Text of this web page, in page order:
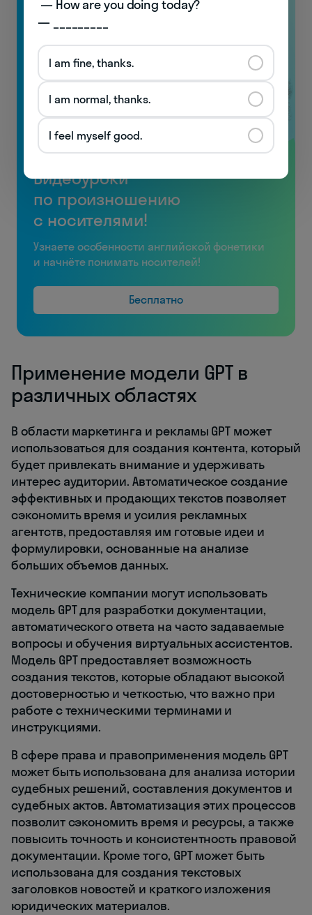
Видеоуроки
по произношению
с носителями!
Узнаете особенности английской фонетики
и начнёте понимать носителей!
Бесплатно
Применение модели GPT в
различных областях
В области маркетинга и рекламы GPT может
использоваться для создания контента, который
будет привлекать внимание и удерживать
интерес аудитории. Автоматическое создание
эффективных и продающих текстов позволяет
сэкономить время и усилия рекламных
агентств, предоставляя им готовые идеи и
формулировки, основанные на анализе
больших объемов данных.
Технические компании могут использовать
модель GPT для разработки документации,
автоматического ответа на часто задаваемые
вопросы и обучения виртуальных ассистентов.
Модель GPT предоставляет возможность
создания текстов, которые обладают высокой
достоверностью и четкостью, что важно при
работе с техническими терминами и
инструкциями.
В сфере права и правоприменения модель GPT
может быть использована для анализа истории
судебных решений, составления документов и
судебных актов. Автоматизация этих процессов
позволит сэкономить время и ресурсы, а также
повысить точность и консистентность правовой
документации. Кроме того, GPT может быть
использована для создания текстовых
заголовков новостей и краткого изложения
юридических материалов.
— _________
I am fine, thanks.
I am normal, thanks.
I feel myself good.